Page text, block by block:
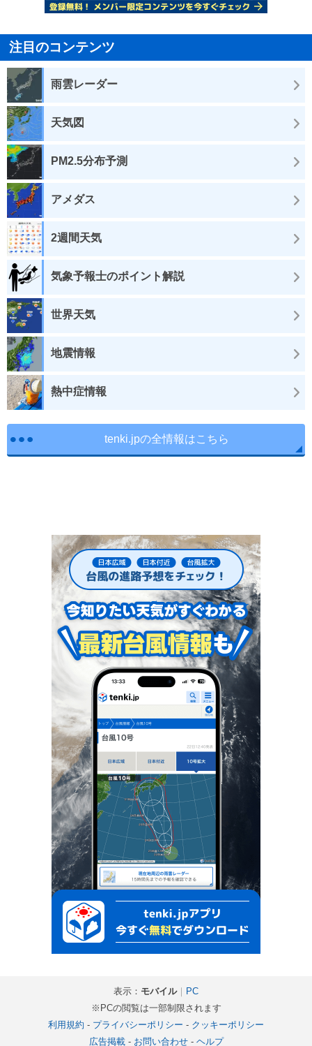
注目のコンテンツ
雨雲レーダー
天気図
PM2.5分布予測
アメダス
2週間天気
気象予報士のポイント解説
世界天気
地震情報
熱中症情報
tenki.jpの全情報はこちら
表示： モバイル｜
PC
※PCの閲覧は一部制限されます
利用規約 - プライバシーポリシー - クッキーポリシー
広告掲載- お問い合わせ- ヘルプ